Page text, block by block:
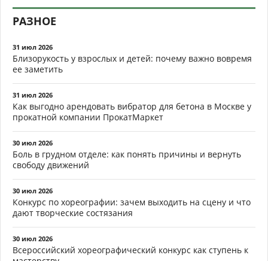
РАЗНОЕ
31 июл 2026
Близорукость у взрослых и детей: почему важно вовремя
ее заметить
31 июл 2026
Как выгодно арендовать вибратор для бетона в Москве у
прокатной компании ПрокатМаркет
30 июл 2026
Боль в грудном отделе: как понять причины и вернуть
свободу движений
30 июл 2026
Конкурс по хореографии: зачем выходить на сцену и что
дают творческие состязания
30 июл 2026
Всероссийский хореографический конкурс как ступень к